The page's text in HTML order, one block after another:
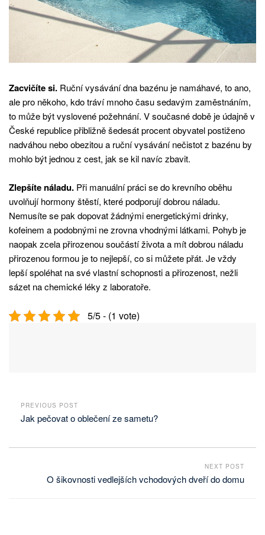
Zacvičíte si. Ruční vysávání dna bazénu je namáhavé, to ano,
ale pro někoho, kdo tráví mnoho času sedavým zaměstnáním,
to může být vyslovené požehnání. V současné době je údajně v
České republice přibližně šedesát procent obyvatel postiženo
nadváhou nebo obezitou a ruční vysávání nečistot z bazénu by
mohlo být jednou z cest, jak se kil navíc zbavit.
Zlepšíte náladu. Při manuální práci se do krevního oběhu
uvolňují hormony štěstí, které podporují dobrou náladu.
Nemusíte se pak dopovat žádnými energetickými drinky,
kofeinem a podobnými ne zrovna vhodnými látkami. Pohyb je
naopak zcela přirozenou součástí života a mít dobrou náladu
přirozenou formou je to nejlepší, co si můžete přát. Je vždy
lepší spoléhat na své vlastní schopnosti a přirozenost, nežli
sázet na chemické léky z laboratoře.
5/5 - (1 vote)
PREVIOUS POST
Jak pečovat o oblečení ze sametu?
NEXT POST
O šikovnosti vedlejších vchodových dveří do domu